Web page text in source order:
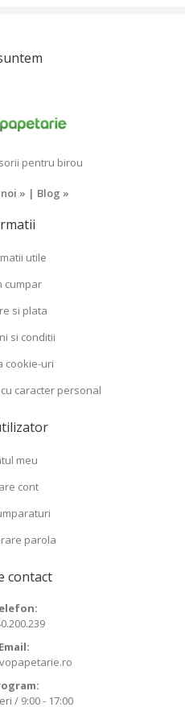
pentru birou
» | Blog »
utile
cumpar
si plata
si conditii
cookie-uri
caracter personal
meu
cont
parola
contact
Email:
/ 9:00 - 17:00